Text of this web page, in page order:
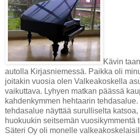
Kävin
autolla Kirjasniemessä. Paikka oli
joitakin vuosia olen Valkeakoskella
vaikuttava. Lyhyen matkan päässä
kahdenkymmen hehtaarin
tehdasalue näyttää surulliselta
huokuukin seitsemän vuosikymmentä
Säteri Oy oli monelle